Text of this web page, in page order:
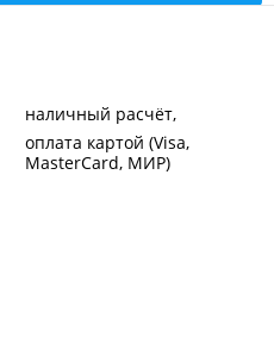
наличный расчёт
оплата картой (Visa,
MasterCard, МИР)